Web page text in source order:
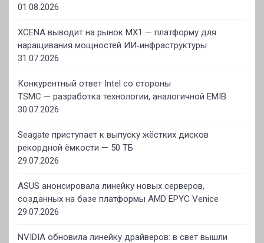
01.08.2026
XCENA выводит на рынок MX1 — платформу для
наращивания мощностей ИИ‑инфраструктуры
31.07.2026
Конкурентный ответ Intel со стороны
TSMC — разработка технологии, аналогичной EMIB
30.07.2026
Seagate приступает к выпуску жёстких дисков
рекордной ёмкости — 50 ТБ
29.07.2026
ASUS анонсировала линейку новых серверов,
созданных на базе платформы AMD EPYC Venice
29.07.2026
NVIDIA обновила линейку драйверов: в свет вышли